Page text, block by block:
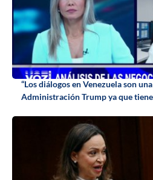
“Los diálogos en Venezuela son
Administración Trump ya que